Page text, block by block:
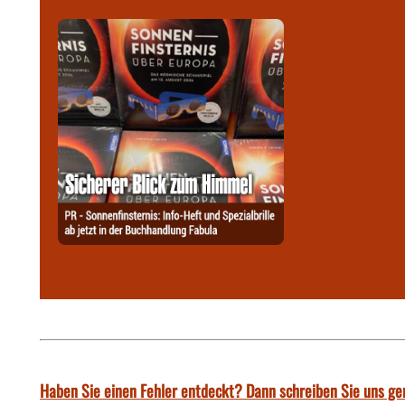
Haben Sie einen Fehler entdeckt? Dann schreiben Sie uns